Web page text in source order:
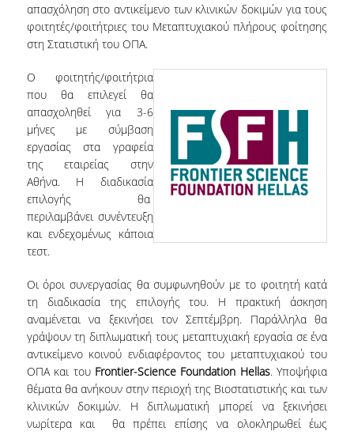
ΕΡΓΑΣΤΗΡΙΑ
ΕΡΓΑΣΤΗΡΙΟ ΕΦΑΡΜΟΣΜΕΝΗΣ ΣΤΑΤΙΣΤΙΚΗΣ,
ΠΙΘΑΝΟΤΗΤΩΝ ΚΑΙ ΑΝΑΛΥΣΗΣ ΔΕΔΟΜΕΝΩΝ
ΕΡΓΑΣΤΗΡΙΟ ΣΤΑΤΙΣΤΙΚΗΣ ΜΕΘΟΔΟΛΟΓΙΑΣ
ΕΡΓΑΣΤΗΡΙΟ ΥΠΟΛΟΓΙΣΤΙΚΗΣ ΚΑΙ
ΜΠΕΫΖΙΑΝΗΣ ΣΤΑΤΙΣΤΙΚΗΣ
ΕΡΓΑΣΤΗΡΙΟ ΣΤΟΧΑΣΤΙΚΗΣ
ΜΟΝΤΕΛΟΠΟΙΗΣΗΣ ΚΑΙ ΕΦΑΡΜΟΓΩΝ
ΥΠΗΡΕΣΙΑ ΣΥΜΒΟΥΛΟΥ ΨΥΧΙΚΗΣ ΥΓΕΙΑΣ
EVENT CALENDAR
CALENDAR ΕΡΓΑΣΤΗΡΙΟΥ ΑΝΤΩΝΙΑΔΟΥ
SOCIAL MEDIA
ΣΧΟΛΗ ΕΠΙΣΤΗΜΩΝ ΚΑΙ ΤΕΧΝΟΛΟΓΙΑΣ ΤΗΣ
ΠΛΗΡΟΦΟΡΙΑΣ
απασχόληση στο αντικείμενο των κλινικών δοκιμών για τους
φοιτητές/φοιτήτριες του Μεταπτυχιακού πλήρους φοίτησης
στη Στατιστική του ΟΠΑ.
Ο φοιτητής/φοιτήτρια
που θα επιλεγεί θα
απασχοληθεί για 3-6
μήνες με σύμβαση
εργασίας στα γραφεία
της εταιρείας στην
Αθήνα. Η διαδικασία
επιλογής θα
περιλαμβάνει συνέντευξη
και ενδεχομένως κάποια
τεστ.
Οι όροι συνεργασίας θα συμφωνηθούν με το φοιτητή κατά
τη διαδικασία της επιλογής του. Η πρακτική άσκηση
αναμένεται να ξεκινήσει τον Σεπτέμβρη. Παράλληλα θα
γράψουν τη διπλωματική τους μεταπτυχιακή εργασία σε ένα
αντικείμενο κοινού ενδιαφέροντος του μεταπτυχιακού του
ΟΠΑ και του Frontier-Science Foundation Hellas. Υποψήφια
θέματα θα ανήκουν στην περιοχή της Βιοστατιστικής και των
κλινικών δοκιμών. Η διπλωματική μπορεί να ξεκινήσει
νωρίτερα και θα πρέπει επίσης να ολοκληρωθεί έως